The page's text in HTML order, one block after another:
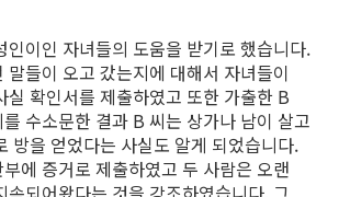
인이인 자녀들의 도움을 받기로 했습니다.
말들이 오고 갔는지에 대해서 자녀들이
실 확인서를 제출하였고 또한 가출한 B
수소문한 결과 B 씨는 상가나 남이 살고
방을 얻었다는 사실도 알게 되었습니다.
에 증거로 제출하였고 두 사람은 오랜